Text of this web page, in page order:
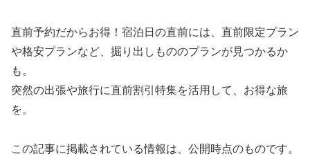
直前予約だからお得！宿泊日の直前には、直前限定プラン
や格安プランなど、掘り出しもののプランが見つかるか
も。
突然の出張や旅行に直前割引特集を活用して、お得な旅
を。
この記事に掲載されている情報は、公開時点のものです。